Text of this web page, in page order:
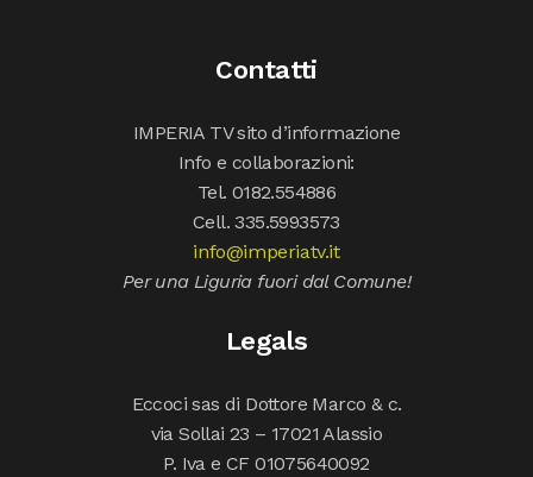
Contatti
IMPERIA TV sito d’informazione
Info e collaborazioni:
Tel. 0182.554886
Cell. 335.5993573
info@imperiatv.it
Per una Liguria fuori dal Comune!
Legals
Eccoci sas di Dottore Marco & c.
via Sollai 23 – 17021 Alassio
P. Iva e CF 01075640092